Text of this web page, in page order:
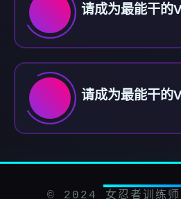
请成为最能干的
请成为最能干的
© 2024 女忍者训练